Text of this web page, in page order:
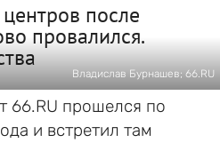
после
провалился.
Владислав Бурнашев; 66.RU
66.RU прошелся по
и встретил там